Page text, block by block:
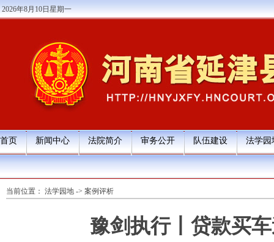
2026年8月10日星期一
首页 新闻中心 法院简介 审务公开 队伍建设 法学园
当前位置： 法学园地 -> 案例评析
豫剑执行丨贷款买